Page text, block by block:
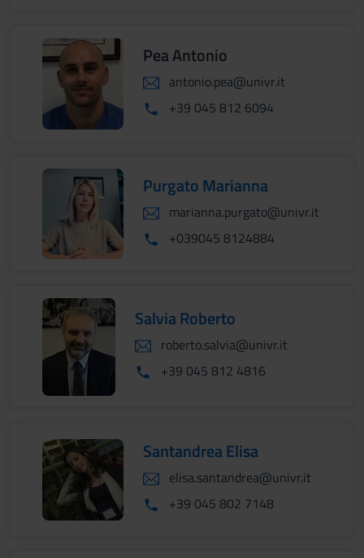
Pea Antonio
antonio.pea@univr.it
+39 045 812 6094
Purgato Marianna
marianna.purgato@univr.it
+039045 8124884
Salvia Roberto
roberto.salvia@univr.it
+39 045 812 4816
Santandrea Elisa
elisa.santandrea@univr.it
+39 045 802 7148